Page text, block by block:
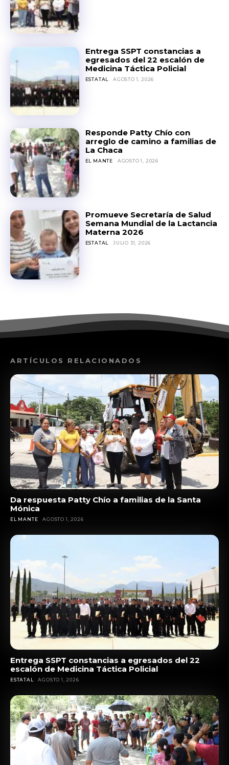
Entrega SSPT constancias a
egresados del 22 escalón de
Medicina Táctica Policial
ESTATAL AGOSTO 1, 2026
Responde Patty Chío con
arreglo de camino a familias de
La Chaca
EL MANTE AGOSTO 1, 2026
Promueve Secretaría de Salud
Semana Mundial de la Lactancia
Materna 2026
ESTATAL JULIO 31, 2026
ARTÍCULOS RELACIONADOS
Da respuesta Patty Chío a familias de la Santa
Mónica
EL MANTE AGOSTO 1, 2026
Entrega SSPT constancias a egresados del 22
escalón de Medicina Táctica Policial
ESTATAL AGOSTO 1, 2026